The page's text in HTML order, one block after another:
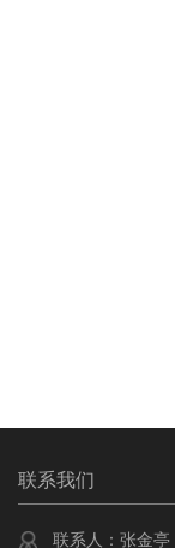
联系我们
联系人：张金亭